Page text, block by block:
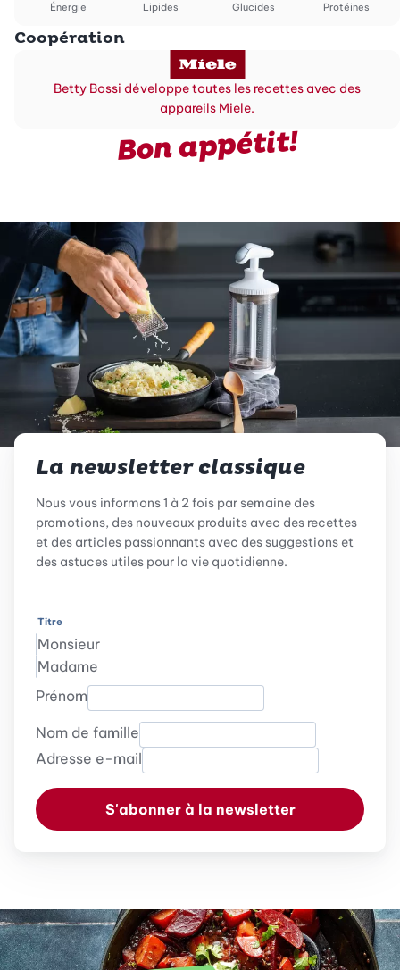
Énergie Lipides Glucides Protéines
Coopération
Betty Bossi développe toutes les recettes avec des
appareils Miele.
Bon appétit!
La newsletter classique
Nous vous informons 1 à 2 fois par semaine des
promotions, des nouveaux produits avec des recettes
et des articles passionnants avec des suggestions et
des astuces utiles pour la vie quotidienne.
Titre
Monsieur
Madame
Prénom
Nom de famille
Adresse e-mail
S'abonner à la newsletter